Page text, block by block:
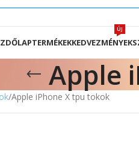
TERMÉKEKKEDVEZMÉNYEK
ÚJ
Apple
Apple iPhone X tpu tokok